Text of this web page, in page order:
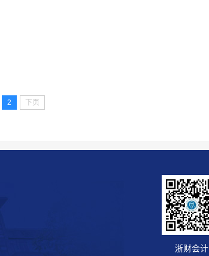
2 下页
浙财会计